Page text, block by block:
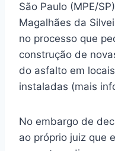
São Paulo (MPE/
Magalhães da
no processo que
construção de
do asfalto em
instaladas (mais
No embargo de
ao próprio juiz que